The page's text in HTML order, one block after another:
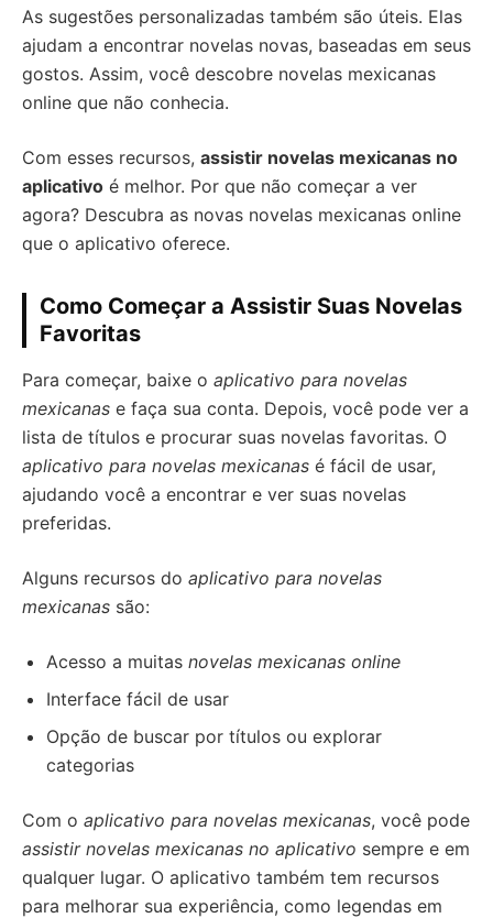
As sugestões personalizadas também são úteis. Elas
ajudam a encontrar novelas novas, baseadas em seus
gostos. Assim, você descobre novelas mexicanas
online que não conhecia.
Com esses recursos, assistir novelas mexicanas no
aplicativo é melhor. Por que não começar a ver
agora? Descubra as novas novelas mexicanas online
que o aplicativo oferece.
Como Começar a Assistir Suas Novelas
Favoritas
Para começar, baixe o aplicativo para novelas
mexicanas e faça sua conta. Depois, você pode ver a
lista de títulos e procurar suas novelas favoritas. O
aplicativo para novelas mexicanas é fácil de usar,
ajudando você a encontrar e ver suas novelas
preferidas.
Alguns recursos do aplicativo para novelas
mexicanas são:
Acesso a muitas novelas mexicanas online
Interface fácil de usar
Opção de buscar por títulos ou explorar
categorias
Com o aplicativo para novelas mexicanas, você pode
assistir novelas mexicanas no aplicativo sempre e em
qualquer lugar. O aplicativo também tem recursos
para melhorar sua experiência, como legendas em